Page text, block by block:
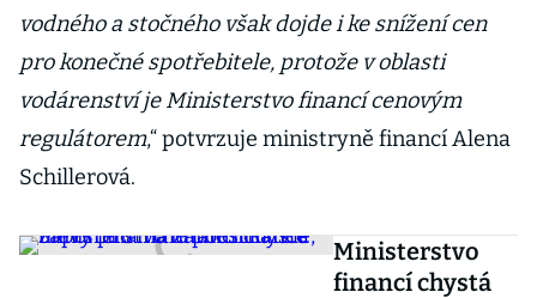
vodného a stočného však dojde i ke snížení cen
pro konečné spotřebitele, protože v oblasti
vodárenství je Ministerstvo financí cenovým
regulátorem,“ potvrzuje ministryně financí Alena
Schillerová.
Ministerstvo
financí chystá